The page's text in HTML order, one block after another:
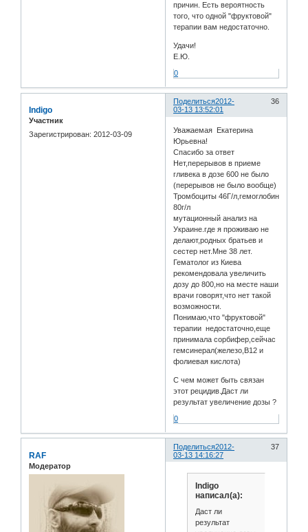
причин. Есть вероятность
того, что одной "фруктовой"
терапии вам недостаточно.
Удачи!
Е.Ю.
0
Поделиться 36
2012-
03-13 13:52:01
Indigo
Участник
Зарегистрирован: 2012-03-09
Уважаемая Екатерина
Юрьевна!
Спасибо за ответ
Нет,перерывов в приеме
гливека в дозе 600 не было
(перерывов не было вообще)
Тромбоциты 46Г/л,гемоглобин
80г/л
мутационный анализ на
Украине.где я проживаю не
делают,родных братьев и
сестер нет.Мне 38 лет.
Гематолог из Киева
рекомендовала увеличить
дозу до 800,но на месте наши
врачи говорят,что нет такой
возможности.
Понимаю,что "фруктовой"
терапии недостаточно,еще
принимала сорбифер,сейчас
гемсинерал(железо,В12 и
фолиевая кислота)
С чем может быть связан
этот рецидив.Даст ли
результат увеличение дозы ?
0
Поделиться 37
2012-
03-13 14:16:27
RAF
Модератор
Indigo
написал(а):
Даст ли
результат